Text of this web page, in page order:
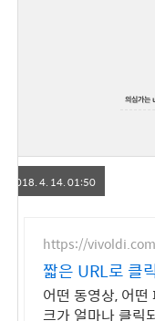
의심가는
2018. 4. 14. 01:50
https://vivoldi.com
짧은 URL로 클
민국 사용자 만
어떤 동영상, 어떤
크가 얼마나 클릭